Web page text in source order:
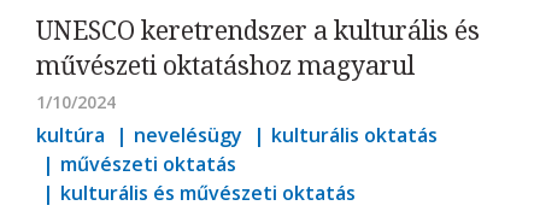
UNESCO keretrendszer a kulturális és
művészeti oktatáshoz magyarul
1/10/2024
kultúra nevelésügy
kulturális oktatás
művészeti oktatás
kulturális és művészeti oktatás